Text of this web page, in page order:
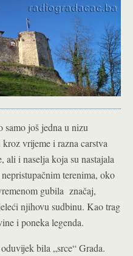
samo još jedna u nizu
vrijeme i razna carstva
ali i naselja koja su nastajala
terenima, oko
gubila značaj,
njihovu sudbinu. Kao trag
i poneka legenda.
bila „srce“ Grada.